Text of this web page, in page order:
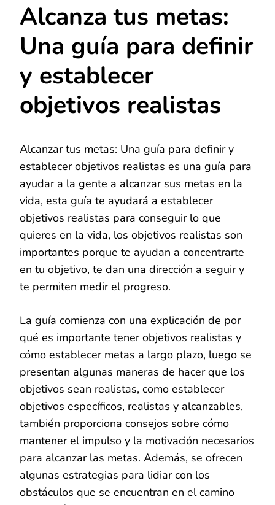
Alcanza tus metas:
Una guía para definir
y establecer
objetivos realistas
Alcanzar tus metas: Una guía para definir y
establecer objetivos realistas es una guía para
ayudar a la gente a alcanzar sus metas en la
vida, esta guía te ayudará a establecer
objetivos realistas para conseguir lo que
quieres en la vida, los objetivos realistas son
importantes porque te ayudan a concentrarte
en tu objetivo, te dan una dirección a seguir y
te permiten medir el progreso.
La guía comienza con una explicación de por
qué es importante tener objetivos realistas y
cómo establecer metas a largo plazo, luego se
presentan algunas maneras de hacer que los
objetivos sean realistas, como establecer
objetivos específicos, realistas y alcanzables,
también proporciona consejos sobre cómo
mantener el impulso y la motivación necesarios
para alcanzar las metas. Además, se ofrecen
algunas estrategias para lidiar con los
obstáculos que se encuentran en el camino